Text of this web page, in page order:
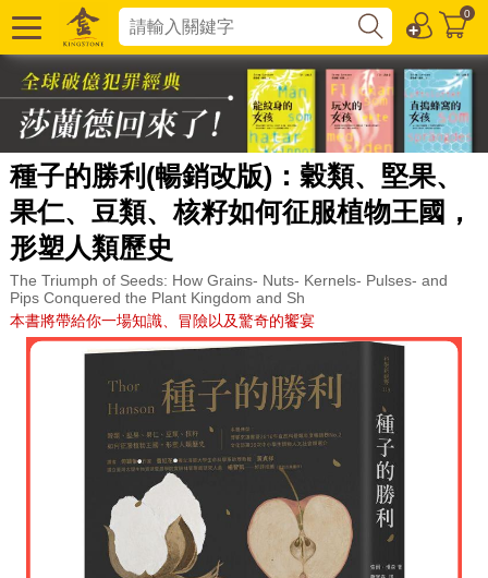
0
種子的勝利(暢銷改版)：穀類、堅果、
果仁、豆類、核籽如何征服植物王國，
形塑人類歷史
The Triumph of Seeds: How Grains- Nuts- Kernels- Pulses- and
Pips Conquered the Plant Kingdom and Sh
本書將帶給你一場知識、冒險以及驚奇的饗宴